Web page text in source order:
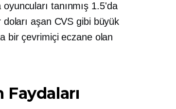
tanınmış 1.5'da
aşan CVS gibi büyük
bir çevrimiçi eczane olan